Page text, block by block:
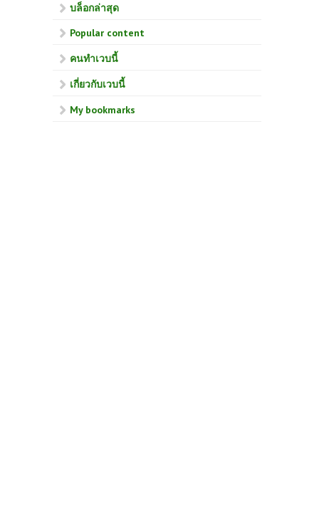
บล็อกล่าสุด
Popular content
คนทำเวบนี้
เกี่ยวกับเวบนี้
My bookmarks